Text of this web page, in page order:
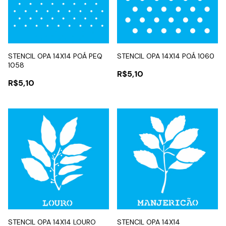
STENCIL OPA 14X14 POÁ PEQ
1058
R$5,10
STENCIL OPA 14X14 POÁ 1060
R$5,10
STENCIL OPA 14X14 LOURO STENCIL OPA 14X14